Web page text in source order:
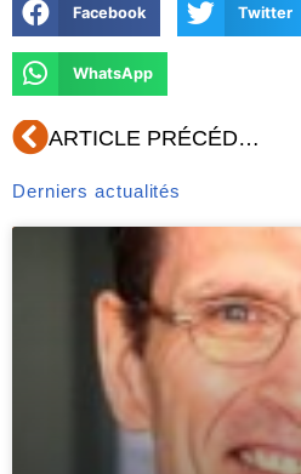
Facebook Twitter
WhatsApp
Précédent ARTICLE PRÉCÉDENT
Derniers actualités